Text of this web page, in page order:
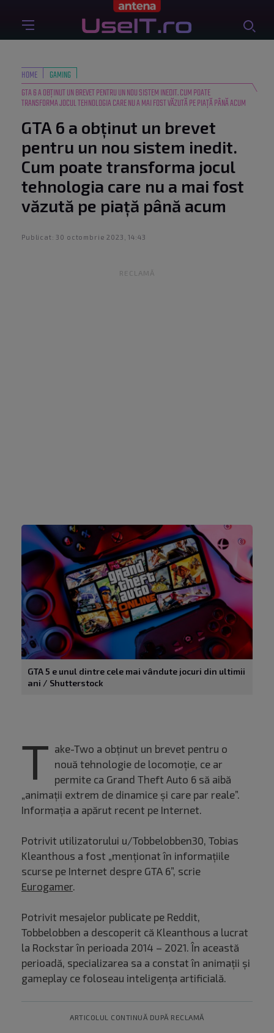
HOME
GAMING
GTA 6 A OBȚINUT UN BREVET PENTRU UN NOU SISTEM INEDIT. CUM POATE
TRANSFORMA JOCUL TEHNOLOGIA CARE NU A MAI FOST VĂZUTĂ PE PIAȚĂ PÂNĂ ACUM
GTA 6 a obținut un brevet
pentru un nou sistem inedit.
Cum poate transforma jocul
tehnologia care nu a mai fost
văzută pe piață până acum
Publicat: 30 octombrie 2023, 14:43
RECLAMĂ
GTA 5 e unul dintre cele mai vândute jocuri din ultimii
ani / Shutterstock
T ake-Two a obținut un brevet pentru o
nouă tehnologie de locomoție, ce ar
permite ca Grand Theft Auto 6 să aibă
„animații extrem de dinamice și care par reale”.
Informația a apărut recent pe Internet.
Potrivit utilizatorului u/Tobbelobben30, Tobias
Kleanthous a fost „menționat în informațiile
scurse pe Internet despre GTA 6”, scrie
Eurogamer.
Potrivit mesajelor publicate pe Reddit,
Tobbelobben a descoperit că Kleanthous a lucrat
la Rockstar în perioada 2014 – 2021. În această
perioadă, specializarea sa a constat în animații și
gameplay ce foloseau inteligența artificială.
ARTICOLUL CONTINUĂ DUPĂ RECLAMĂ